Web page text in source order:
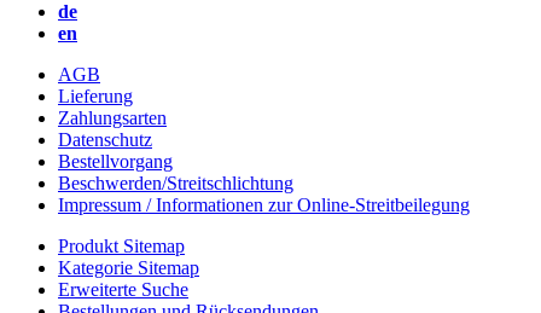
de
en
AGB
Lieferung
Zahlungsarten
Datenschutz
Bestellvorgang
Beschwerden/Streitschlichtung
Impressum / Informationen zur Online-Streitbeilegung
Produkt Sitemap
Kategorie Sitemap
Erweiterte Suche